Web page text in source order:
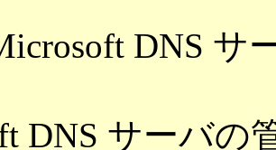
DNS サ
DNS サーバの